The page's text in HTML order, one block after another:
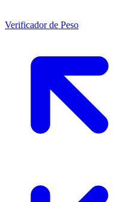
Verificador de Peso